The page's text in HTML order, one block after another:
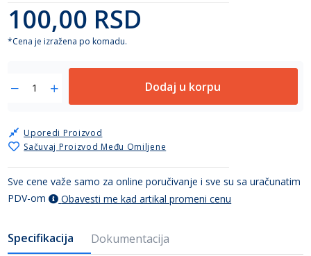
gallery
100,00 RSD
*Cena je izražena po komadu.
Dodaj u korpu
Sačuvaj Proizvod Među Omiljene
Uporedi Proizvod
Sve cene važe samo za online poručivanje i sve su sa uračunatim
PDV-om
Obavesti me kad artikal promeni cenu
Specifikacija Dokumentacija